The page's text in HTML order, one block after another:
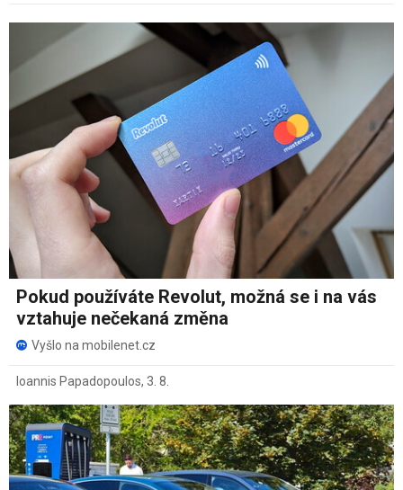
Pokud používáte Revolut, možná se i na vás
vztahuje nečekaná změna
Vyšlo na mobilenet.cz
Ioannis Papadopoulos, 3. 8.